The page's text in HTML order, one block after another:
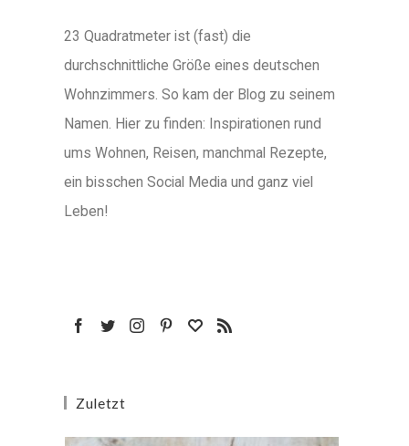
23 Quadratmeter ist (fast) die
durchschnittliche Größe eines deutschen
Wohnzimmers. So kam der Blog zu seinem
Namen. Hier zu finden: Inspirationen rund
ums Wohnen, Reisen, manchmal Rezepte,
ein bisschen Social Media und ganz viel
Leben!
Zuletzt